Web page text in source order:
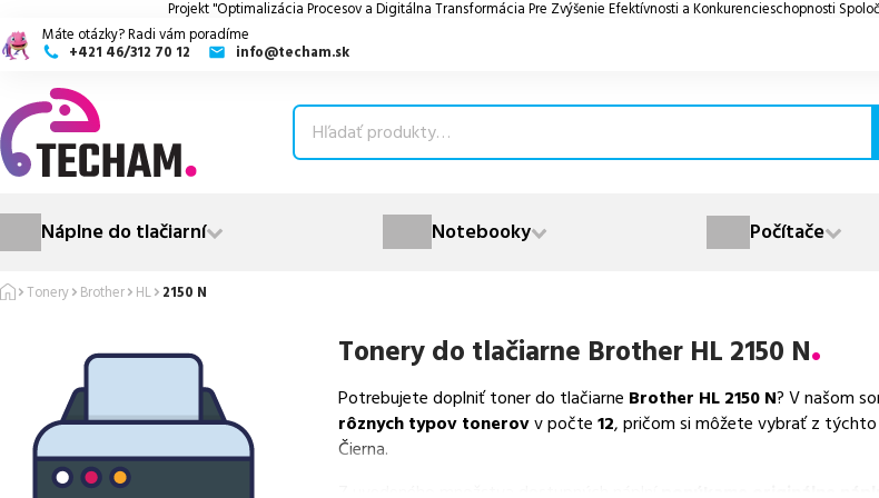
Projekt "Optimalizácia Procesov a Digitálna Transformácia Pre Zvýšenie Efektívnosti a Konkurencieschopnosti
Máte otázky? Radi vám poradíme
+421 46/312 70 12
info@techam.sk
Náplne do tlačiarní Notebooky Počítače
Tonery Brother HL 2150 N
Tonery do tlačiarne Brother HL 2150 N
Potrebujete doplniť toner do tlačiarne Brother HL 2150 N? V našom
rôznych typov tonerovv počte 12, pričom si môžete vybrať z
Čierna.